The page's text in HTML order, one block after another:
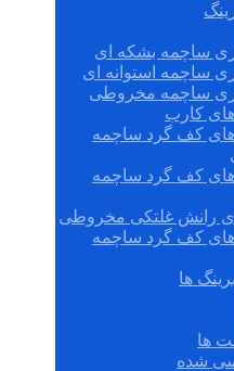
ساچمه بشکه ای
ساچمه استوانه ای
ساچمه مخروطی
های کارب
های کف گرد ساچمه
های کف گرد ساچمه
رانش غلتکی مخروطی
های کف گرد ساچمه
ها
ها
شده